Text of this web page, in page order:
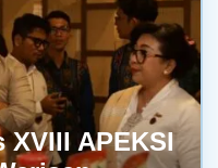
XVIII APEKSI